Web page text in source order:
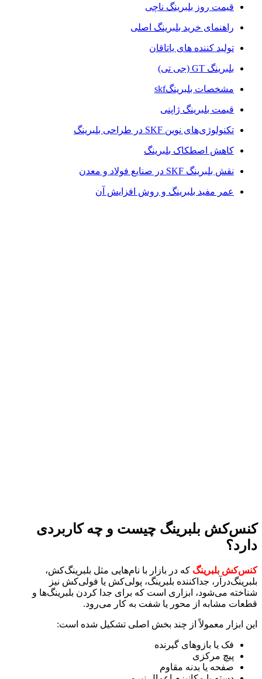
قیمت روز بلبرینگ ناچی
راهنمای خرید بلبرینگ اصلی
تولید کننده های یاتاقان
بلبرینگ GT (جی تی)
مشخصات بلبرینگskf
قیمت بلبرینگ ژاپنی
تکنولوژی‌های نوین SKF در طراحی بلبرینگ‌
کاهش اصطکاک بلبرینگ
نقش بلبرینگ SKF در صنایع فولاد و معدن
عمر مفید بلبرینگ و روش افزایش آن
کنس‌کش بلبرینگ چیست و چه کاربردی
دارد؟
کنس‌کش بلبرینگ که در بازار با نام‌هایی مثل بلبرینگ‌کش،
بلبرینگ‌درآر، جداکننده بلبرینگ، پولی‌کش یا فولی‌کش نیز
شناخته می‌شود، ابزاری است که برای جدا کردن بلبرینگ‌ها و
قطعات مشابه از محور یا شفت به کار می‌رود.
این ابزار معمولاً از چند بخش اصلی تشکیل شده است:
فک یا بازوهای گیرنده
پیچ مرکزی
صفحه یا بدنه مقاوم